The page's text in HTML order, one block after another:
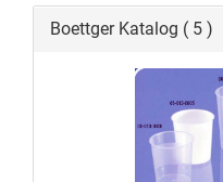
Boettger Katalog ( 5 )